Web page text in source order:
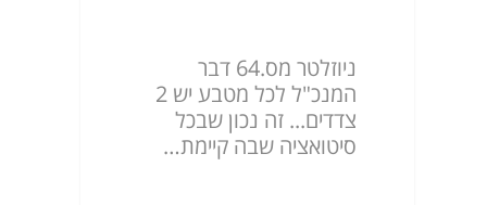
ניוזלטר מס.64 דבר
המנכ"ל לכל מטבע יש 2
צדדים... זה נכון שבכל
סיטואציה שבה קיימת…